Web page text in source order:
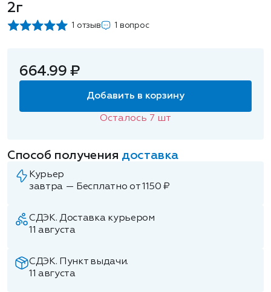
2г
1 отзыв 1 вопрос
664.99 ₽
Добавить в корзину
Осталось 7 шт
Способ получения доставка
Курьер
завтра — Бесплатно от 1150 ₽
СДЭК. Доставка курьером
11 августа
СДЭК. Пункт выдачи.
11 августа